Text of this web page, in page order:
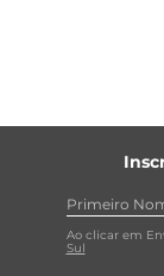
Ao clicar em
Sul